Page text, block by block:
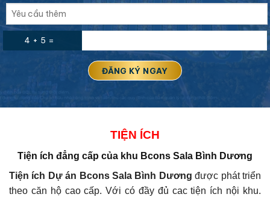
4 + 5 =
TIỆN ÍCH
Tiện ích đẳng cấp của khu Bcons Sala Bình Dương
Tiện ích Dự án Bcons Sala Bình Dương được phát triển
theo căn hộ cao cấp. Với có đầy đủ cac tiện ích nội khu.